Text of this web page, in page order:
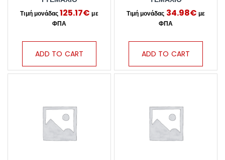
125.17€
ADD TO CART
34.98€
ADD TO CART